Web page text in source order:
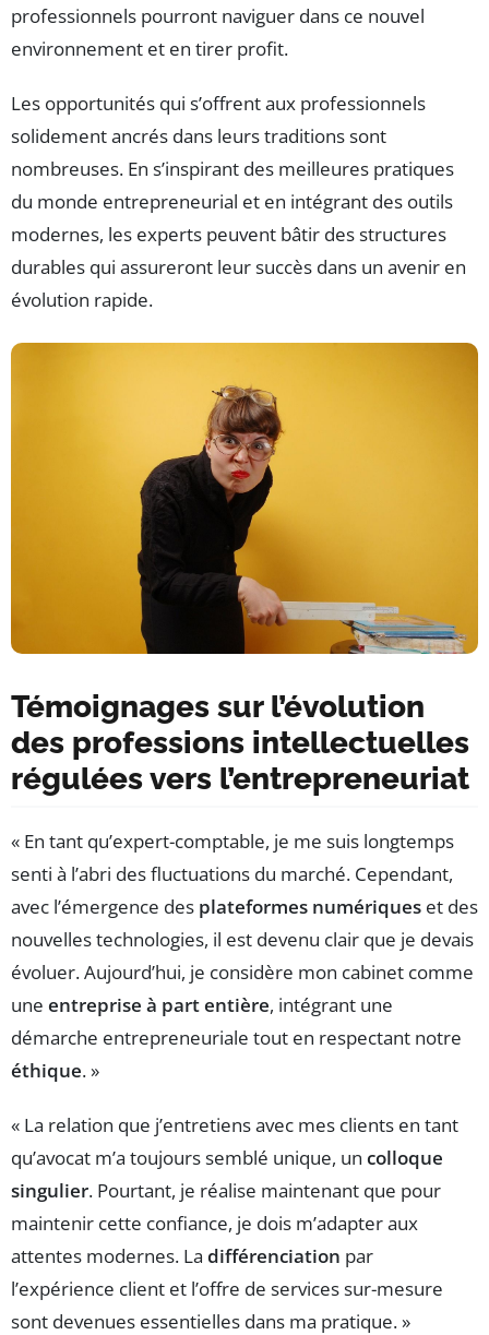
professionnels pourront naviguer dans ce nouvel
environnement et en tirer profit.
Les opportunités qui s’offrent aux professionnels
solidement ancrés dans leurs traditions sont
nombreuses. En s’inspirant des meilleures pratiques
du monde entrepreneurial et en intégrant des outils
modernes, les experts peuvent bâtir des structures
durables qui assureront leur succès dans un avenir en
évolution rapide.
Témoignages sur l’évolution
des professions intellectuelles
régulées vers l’entrepreneuriat
« En tant qu’expert-comptable, je me suis longtemps
senti à l’abri des fluctuations du marché. Cependant,
avec l’émergence des plateformes numériques et des
nouvelles technologies, il est devenu clair que je devais
évoluer. Aujourd’hui, je considère mon cabinet comme
une entreprise à part entière, intégrant une
démarche entrepreneuriale tout en respectant notre
éthique. »
« La relation que j’entretiens avec mes clients en tant
qu’avocat m’a toujours semblé unique, un colloque
singulier. Pourtant, je réalise maintenant que pour
maintenir cette confiance, je dois m’adapter aux
attentes modernes. La différenciation par
l’expérience client et l’offre de services sur-mesure
sont devenues essentielles dans ma pratique. »